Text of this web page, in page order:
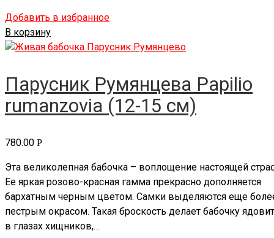
Добавить в избранное
В корзину
Парусник Румянцева Papilio
rumanzovia (12-15 см)
780.00 Р
Эта великолепная бабочка – воплощение настоящей
Ее яркая розово-красная гамма прекрасно дополняется
бархатным черным цветом. Самки выделяются еще
пестрым окрасом. Такая броскость делает бабочку
в глазах хищников,…